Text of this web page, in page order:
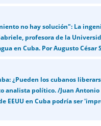
no hay solución": La
profesora de la
en Cuba. Por Augusto César
¿Pueden los cubanos
analista político. /Juan Antonio
EEUU en Cuba podría ser